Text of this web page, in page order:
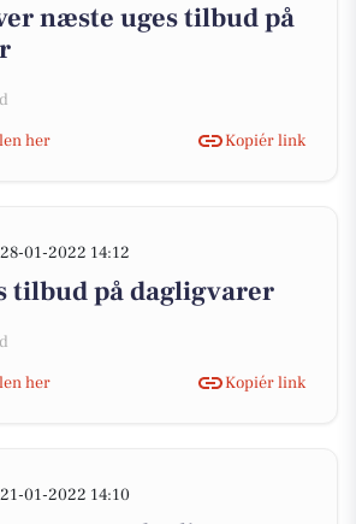
næste uges tilbud på
her
Kopiér link
28-01-2022 14:12
tilbud på dagligvarer
her
Kopiér link
21-01-2022 14:10